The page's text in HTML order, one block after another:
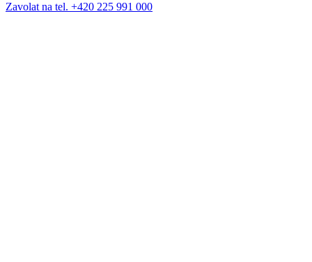
Zavolat na tel. +420 225 991 000